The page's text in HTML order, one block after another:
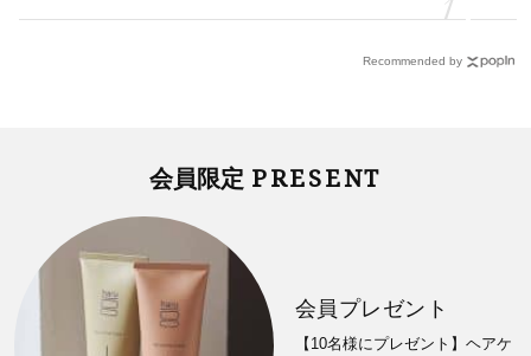
Recommended by
会員限定 PRESENT
会員プレゼント
【10名様にプレゼント】ヘアケ